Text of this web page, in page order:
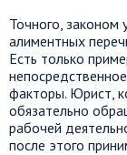
Точного, законом
алиментных
Есть только
факторы. Юрист,
обязательно
рабочей
после этого